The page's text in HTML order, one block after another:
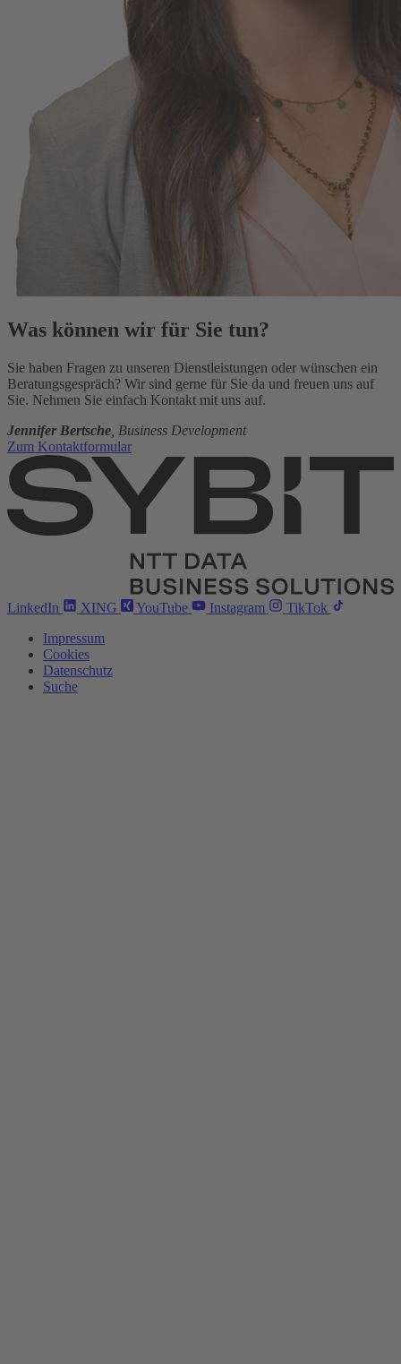
Was können wir für Sie tun?
Sie haben Fragen zu unseren Dienstleistungen oder wünschen ein
Beratungsgespräch? Wir sind gerne für Sie da und freuen uns auf
Sie. Nehmen Sie einfach Kontakt mit uns auf.
Jennifer Bertsche , Business Development
Zum Kontaktformular
LinkedIn XING YouTube Instagram
TikTok
Impressum
Cookies
Datenschutz
Suche